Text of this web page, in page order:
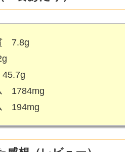
7.8g
1784mg
194mg